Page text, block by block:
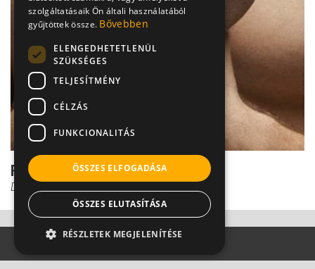
Fájdalmas csomó: ez a ganglion
Dr. Zolnay Péter
szolgáltatásaik Ön általi használatából
gyűjtöttek össze. Bővebben
ELENGEDHETETLENÜL
SZÜKSÉGES
TELJESÍTMÉNY
CÉLZÁS
FUNKCIONALITÁS
ÖSSZES ELFOGADÁSA
ÖSSZES ELUTASÍTÁSA
RÉSZLETEK MEGJELENÍTÉSE